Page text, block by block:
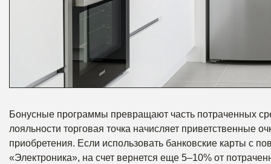
Бонусные программы превращают часть потраченных
лояльности торговая точка начисляет приветственные
приобретения. Если использовать банковские карты с
«Электроника», на счет вернется еще 5–10% от